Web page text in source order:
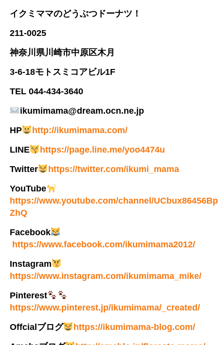
イクミママのどうぶつドーナツ！
211-0025
神奈川県川崎市中原区木月
3-6-18モトスミコアビル1F
TEL 044-434-3640
ikumimama@dream.ocn.ne.jp
HP
http://ikumimama.com/
LINE
https://page.line.me/yoo4474u
Twitter
https://twitter.com/ikumi_mama
YouTube
https://www.youtube.com/channel/
ZhQ
Facebook
https://www.facebook.com/ikumimama2012/
Instagram
https://www.instagram.com/ikumimama_mike/
Pinterest
https://www.pinterest.jp/ikumimama/_created/
Offcialブログ
https://ikumimama-blog.com/